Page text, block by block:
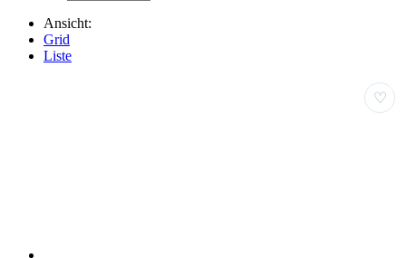
Ansicht:
Grid
Liste
♡